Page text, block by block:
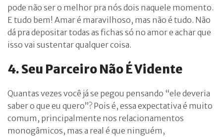
pode não ser o melhor pra nós dois naquele momento.
E tudo bem! Amar é maravilhoso, mas não é tudo. Não
dá pra depositar todas as fichas só no amor e achar que
isso vai sustentar qualquer coisa.
4. Seu Parceiro Não É Vidente
Quantas vezes você já se pegou pensando “ele deveria
saber o que eu quero”? Pois é, essa expectativa é muito
comum, principalmente nos relacionamentos
monogâmicos, mas a real é que ninguém,